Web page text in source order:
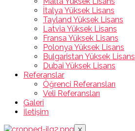
İtalya Yüksek Lisans
Tayland Yüksek Lisans
Latvia Yüksek Lisans
Fransa Yüksek Lisans
Polonya Yüksek Lisans
Bulgaristan Yüksek Lisans
Dubai Yüksek Lisans
Referanslar
Öğrenci Referansları
Veli Referansları
Galeri
İletişim